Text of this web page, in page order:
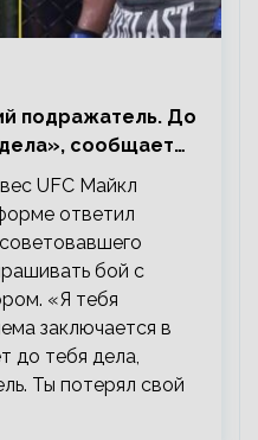
подражатель. До
сообщает
словах Порье
UFC Майкл
ответил
бой с
«Я тебя
заключается в
до тебя дела,
Ты потерял свой